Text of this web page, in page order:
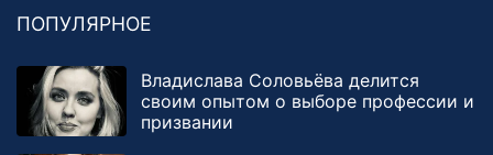
ПОПУЛЯРНОЕ
Владислава Соловьёва делится
своим опытом о выборе профессии и
призвании